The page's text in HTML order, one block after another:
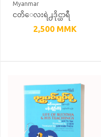
Myanmar
ငတိေလးရဲ႕ဒိုင္ယာရီ
(သန္႕ရွင္း ျမန္မာျပန္)
2,500 MMK